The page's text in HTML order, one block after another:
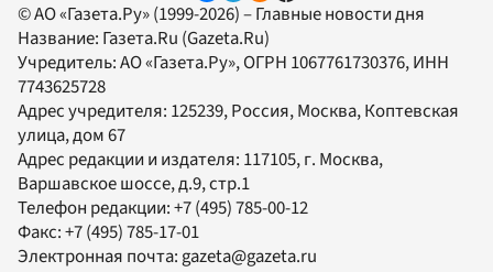
© АО «Газета.Ру» (1999-2026) – Главные новости дня
Название: Газета.Ru (Gazeta.Ru)
Учредитель:АО «Газета.Ру», ОГРН 1067761730376, ИНН
7743625728
Адрес учредителя: 125239, Россия, Москва, Коптевская
улица, дом 67
Адрес редакции и издателя: 117105, г. Москва,
Варшавское шоссе, д.9, стр.1
Телефон редакции:+7 (495) 785-00-12
Факс:+7 (495) 785-17-01
Электронная почта:gazeta@gazeta.ru